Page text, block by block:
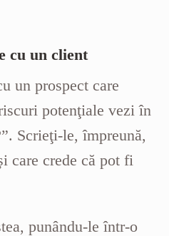
cu un client
un prospect care
potenţiale vezi în
Scrieţi-le, împreună,
care crede că pot fi
punându-le într-o